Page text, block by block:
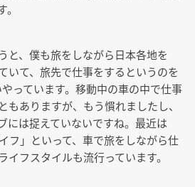
と、僕も旅をしながら日本各地を
いて、旅先で仕事をするというのを
っています。移動中の車の中で仕事
もありますが、もう慣れましたし、
には捉えていないですね。最近は
フ」といって、車で旅をしながら仕
イフスタイルも流行っています。